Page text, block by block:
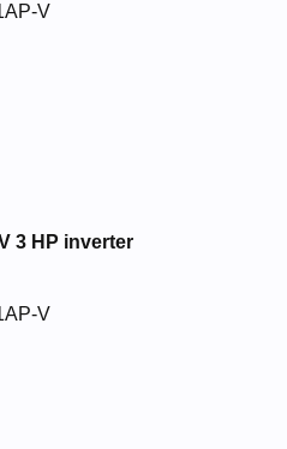
V
3 HP inverter
V